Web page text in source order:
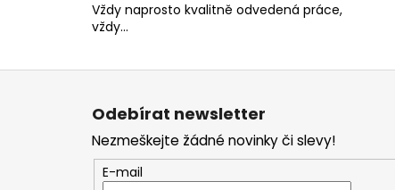
Vždy naprosto kvalitně odvedená práce,
vždy...
Z
Odebírat newsletter
Nezmeškejte žádné novinky či slevy!
E-mail